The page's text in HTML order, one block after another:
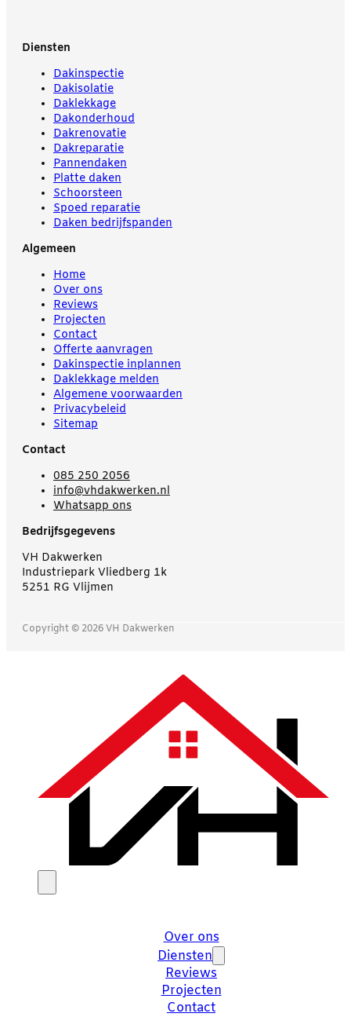
Diensten
Dakinspectie
Dakisolatie
Daklekkage
Dakonderhoud
Dakrenovatie
Dakreparatie
Pannendaken
Platte daken
Schoorsteen
Spoed reparatie
Daken bedrijfspanden
Algemeen
Home
Over ons
Reviews
Projecten
Contact
Offerte aanvragen
Dakinspectie inplannen
Daklekkage melden
Algemene voorwaarden
Privacybeleid
Sitemap
Contact
085 250 2056
info@vhdakwerken.nl
Whatsapp ons
Bedrijfsgegevens
VH Dakwerken
Industriepark Vliedberg 1k
5251 RG Vlijmen
Copyright © 2026 VH Dakwerken
Over ons
Diensten
Reviews
Projecten
Contact